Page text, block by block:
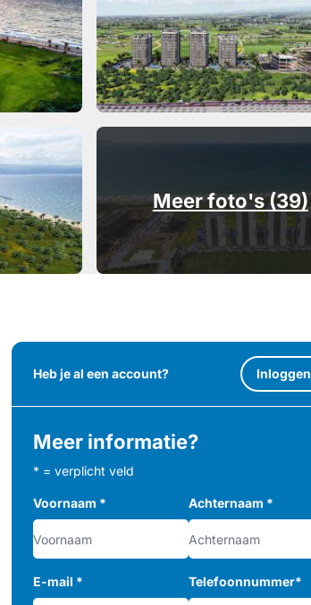
Meer foto's (39)
Heb je al een account? Inloggen
Meer informatie?
* = verplicht veld
Voornaam * Achternaam *
E-mail * Telefoonnummer*